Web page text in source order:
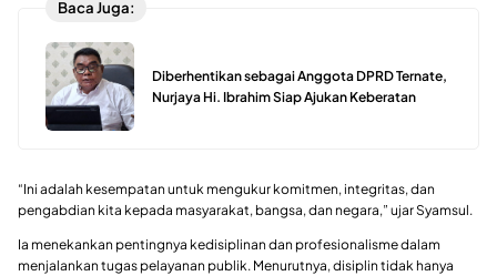
Baca Juga:
Diberhentikan sebagai Anggota DPRD Ternate,
Nurjaya Hi. Ibrahim Siap Ajukan Keberatan
“Ini adalah kesempatan untuk mengukur komitmen, integritas, dan
pengabdian kita kepada masyarakat, bangsa, dan negara,” ujar Syamsul.
Ia menekankan pentingnya kedisiplinan dan profesionalisme dalam
menjalankan tugas pelayanan publik. Menurutnya, disiplin tidak hanya